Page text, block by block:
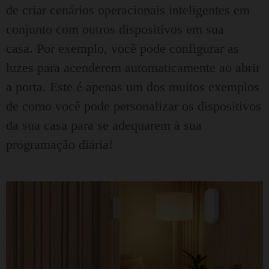
de criar cenários operacionais inteligentes em
conjunto com outros dispositivos em sua
casa. Por exemplo, você pode configurar as
luzes para acenderem automaticamente ao abrir
a porta. Este é apenas um dos muitos exemplos
de como você pode personalizar os dispositivos
da sua casa para se adequarem à sua
programação diária!